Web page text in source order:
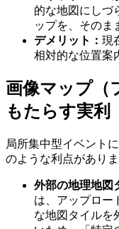
的な地図にしづ
ップを、そのま
デメリット： 現
相対的な位置案
画像マップ（
もたらす実利
局所集中型イベント
のような利点がありま
外部の地理地図
は、アップロー
な地図タイルを